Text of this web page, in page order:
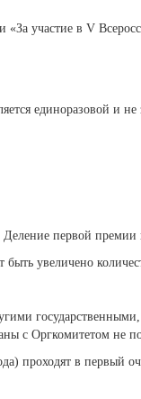
участие в V
единоразовой и
первой премии
быть увеличено
с Оргкомитетом не
проходят в первый